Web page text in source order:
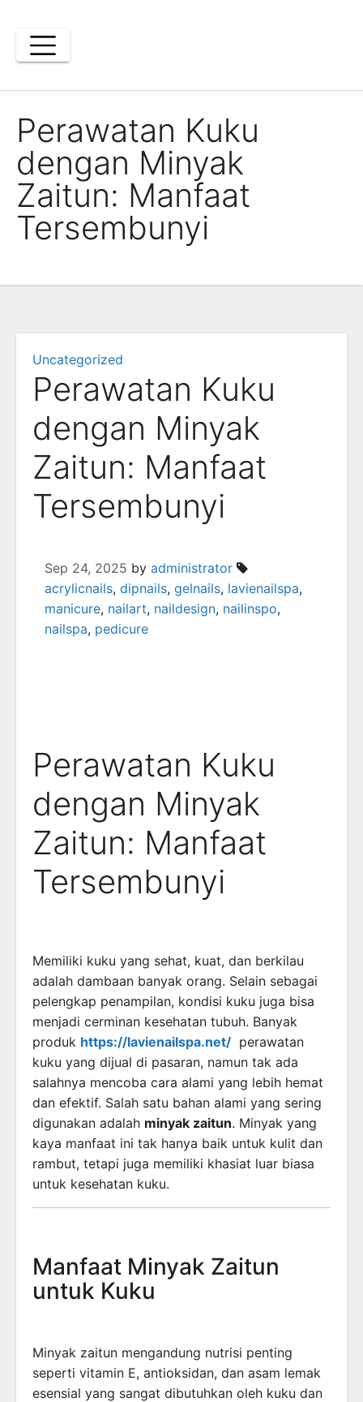
content
Perawatan Kuku
dengan Minyak
Zaitun: Manfaat
Tersembunyi
Uncategorized
Perawatan Kuku
dengan Minyak
Zaitun: Manfaat
Tersembunyi
Sep 24, 2025 by administrator
acrylicnails, dipnails, gelnails, lavienailspa,
manicure, nailart, naildesign, nailinspo,
nailspa, pedicure
Perawatan Kuku
dengan Minyak
Zaitun: Manfaat
Tersembunyi
Memiliki kuku yang sehat, kuat, dan berkilau
adalah dambaan banyak orang. Selain sebagai
pelengkap penampilan, kondisi kuku juga bisa
menjadi cerminan kesehatan tubuh. Banyak
produk https://lavienailspa.net/ perawatan
kuku yang dijual di pasaran, namun tak ada
salahnya mencoba cara alami yang lebih hemat
dan efektif. Salah satu bahan alami yang sering
digunakan adalah minyak zaitun. Minyak yang
kaya manfaat ini tak hanya baik untuk kulit dan
rambut, tetapi juga memiliki khasiat luar biasa
untuk kesehatan kuku.
Manfaat Minyak Zaitun
untuk Kuku
Minyak zaitun mengandung nutrisi penting
seperti vitamin E, antioksidan, dan asam lemak
esensial yang sangat dibutuhkan oleh kuku dan